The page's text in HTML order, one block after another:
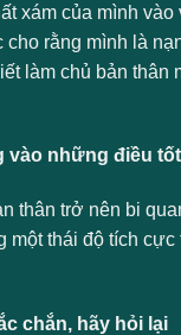
xám của mình vào
rằng mình là
làm chủ bản thân
vào những điều
thân trở nên bi
một thái độ tích
chắn, hãy hỏi lại